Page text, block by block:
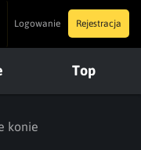
Logowanie Rejestracja
Top
konie